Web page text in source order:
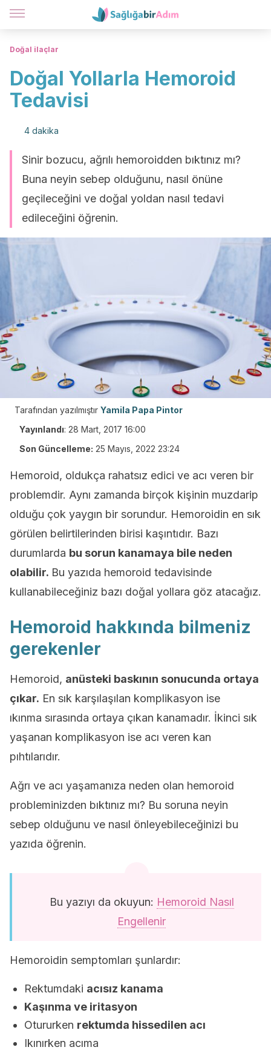
Doğal ilaçlar
Doğal Yollarla Hemoroid
Tedavisi
4 dakika
Sinir bozucu, ağrılı hemoroidden bıktınız mı?
Buna neyin sebep olduğunu, nasıl önüne
geçileceğini ve doğal yoldan nasıl tedavi
edileceğini öğrenin.
Tarafından yazılmıştır Yamila Papa Pintor
Yayınlandı: 28 Mart, 2017 16:00
Son Güncelleme: 25 Mayıs, 2022 23:24
Hemoroid, oldukça rahatsız edici ve acı veren bir
problemdir. Aynı zamanda birçok kişinin muzdarip
olduğu çok yaygın bir sorundur. Hemoroidin en sık
görülen belirtilerinden birisi kaşıntıdır. Bazı
durumlarda bu sorun kanamaya bile neden
olabilir. Bu yazıda hemoroid tedavisinde
kullanabileceğiniz bazı doğal yollara göz atacağız.
Hemoroid hakkında bilmeniz
gerekenler
Hemoroid, anüsteki baskının sonucunda ortaya
çıkar. En sık karşılaşılan komplikasyon ise
ıkınma sırasında ortaya çıkan kanamadır. İkinci sık
yaşanan komplikasyon ise acı veren kan
pıhtılarıdır.
Ağrı ve acı yaşamanıza neden olan hemoroid
probleminizden bıktınız mı? Bu soruna neyin
sebep olduğunu ve nasıl önleyebileceğinizi bu
yazıda öğrenin.
Bu yazıyı da okuyun: Hemoroid Nasıl
Engellenir
Hemoroidin semptomları şunlardır:
Rektumdaki acısız kanama
Kaşınma ve iritasyon
Otururken rektumda hissedilen acı
Ikınırken acıma